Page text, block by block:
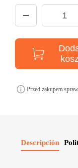
Przed zakupem
Descripción